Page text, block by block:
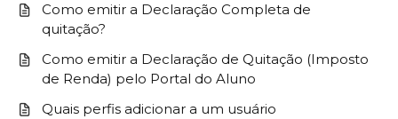
Como emitir a Declaração Completa de
quitação?
Como emitir a Declaração de Quitação (Imposto
de Renda) pelo Portal do Aluno
Quais perfis adicionar a um usuário